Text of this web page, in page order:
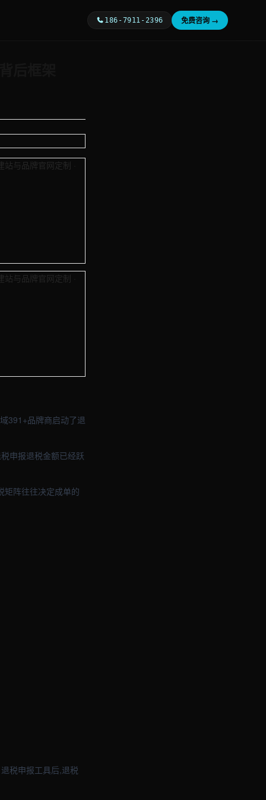
186-7911-2396 免费咨询 →
品牌官网定制 · 现场图2
391+品牌商启动了退
申报退税金额已经跃
矩阵往往决定成单的
税申报工具后,退税